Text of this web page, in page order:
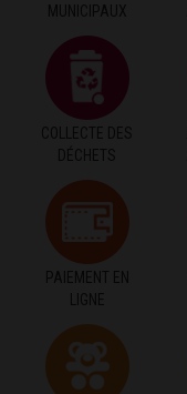
MUNICIPAUX
COLLECTE DES
DÉCHETS
PAIEMENT EN
LIGNE